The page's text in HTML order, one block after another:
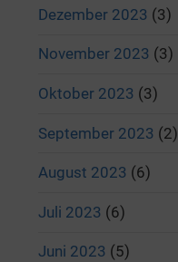
Dezember 2023 (3)
November 2023 (3)
Oktober 2023 (3)
September 2023 (2)
August 2023 (6)
Juli 2023 (6)
Juni 2023 (5)